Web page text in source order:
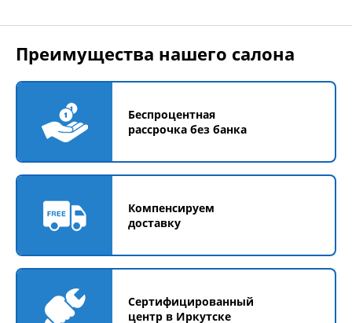
Преимущества нашего салона
Беспроцентная
рассрочка без банка
Компенсируем
доставку
Сертифицированный
центр в Иркутске